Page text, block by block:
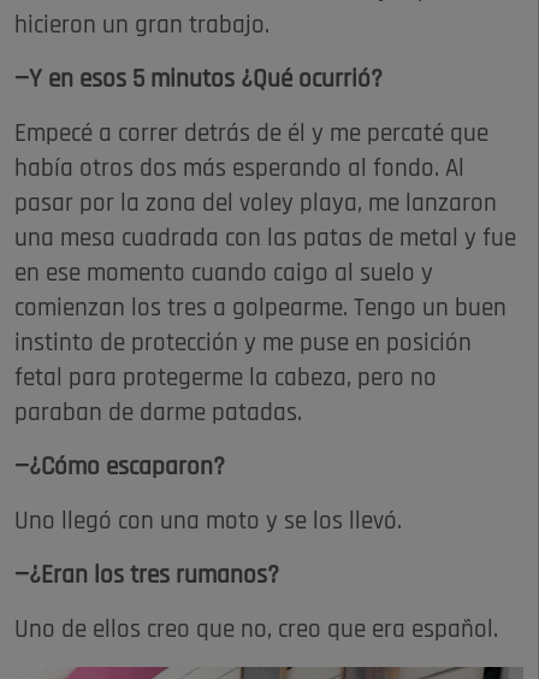
hicieron un gran trabajo.
—Y en esos 5 minutos ¿Qué ocurrió?
Empecé a correr detrás de él y me percaté que
había otros dos más esperando al fondo. Al
pasar por la zona del voley playa, me lanzaron
una mesa cuadrada con las patas de metal y fue
en ese momento cuando caigo al suelo y
comienzan los tres a golpearme. Tengo un buen
instinto de protección y me puse en posición
fetal para protegerme la cabeza, pero no
paraban de darme patadas.
—¿Cómo escaparon?
Uno llegó con una moto y se los llevó.
—¿Eran los tres rumanos?
Uno de ellos creo que no, creo que era español.